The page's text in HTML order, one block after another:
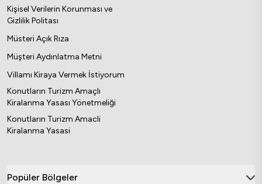
Kişisel Verilerin Korunması ve
Gizlilik Politası
Müsteri Açık Rıza
Müşteri Aydınlatma Metni
Villamı Kiraya Vermek İstiyorum
Konutların Turizm Amaçlı
Kiralanma Yasası Yönetmeliği
Konutların Turizm Amacli
Kiralanma Yasasi
Popüler Bölgeler